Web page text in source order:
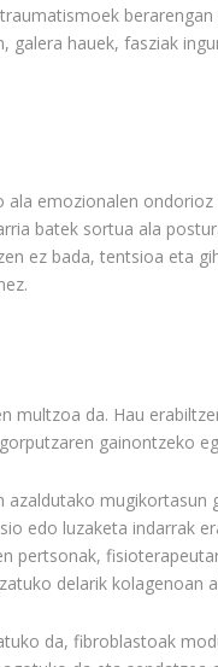
galera hauek, fasziak
emozionalen
batek sortua ala
ez bada, tentsioa eta
multzoa da. Hau
gainontzeko
azaldutako mugikortasun
edo luzaketa indarrak
pertsonak,
delarik kolagenoan
da, fibroblastoak